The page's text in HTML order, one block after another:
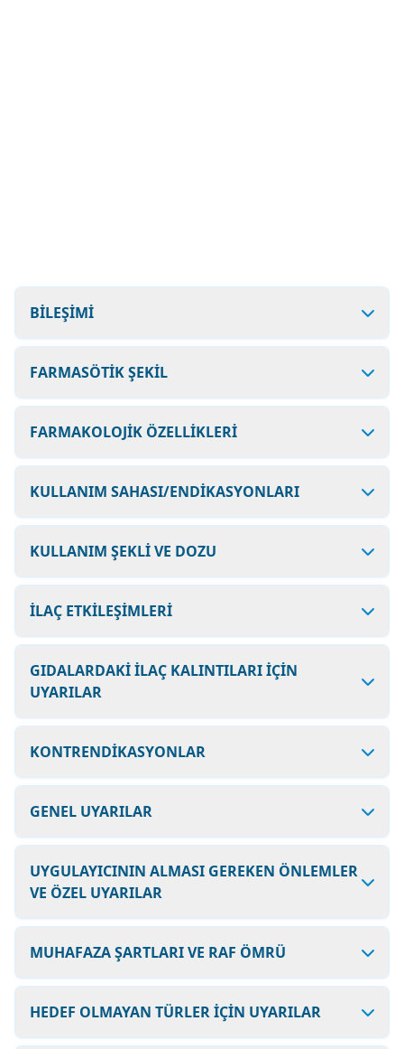
BİLEŞİMİ
FARMASÖTİK ŞEKİL
FARMAKOLOJİK ÖZELLİKLERİ
KULLANIM SAHASI/ENDİKASYONLARI
KULLANIM ŞEKLİ VE DOZU
İLAÇ ETKİLEŞİMLERİ
GIDALARDAKİ İLAÇ KALINTILARI İÇİN
UYARILAR
KONTRENDİKASYONLAR
GENEL UYARILAR
UYGULAYICININ ALMASI GEREKEN ÖNLEMLER
VE ÖZEL UYARILAR
MUHAFAZA ŞARTLARI VE RAF ÖMRÜ
HEDEF OLMAYAN TÜRLER İÇİN UYARILAR